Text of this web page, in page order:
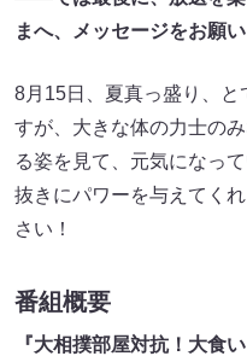
まへ、メッセージをお願い
8月15日、夏真っ盛り、
すが、大きな体の力士の
る姿を見て、元気になっ
抜きにパワーを与えてく
さい！
番組概要
『大相撲部屋対抗！大食